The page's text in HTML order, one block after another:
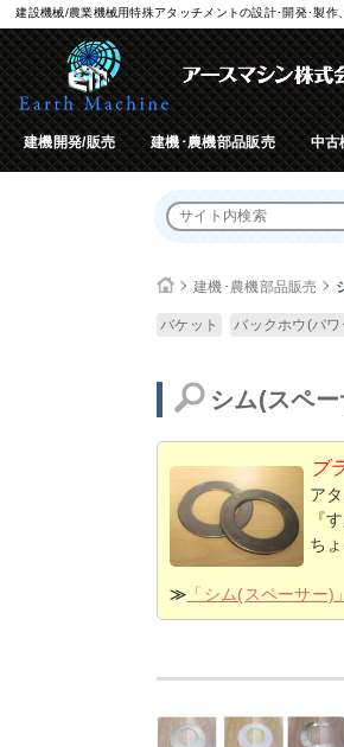
建設機械/農業機械用特殊アタッチメントの設計･開発･製
建機開発/販売 建機･農機部品販売 中古
建機･農機部品販売
バケット バックホウ(パ
シム(スペ
ブ
ア
『
ち
≫ 「シム(スペーサー